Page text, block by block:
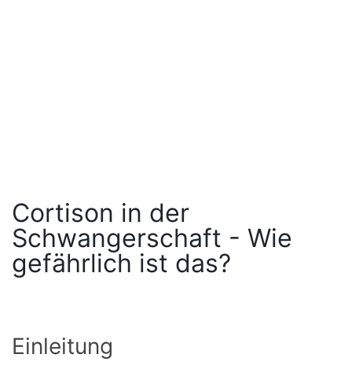
Cortison in der
Schwangerschaft - Wie
gefährlich ist das?
Einleitung